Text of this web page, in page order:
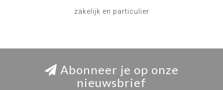
zakelijk en particulier
Abonneer je op onze
nieuwsbrief